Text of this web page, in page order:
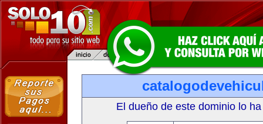
El dueño de este dominio lo